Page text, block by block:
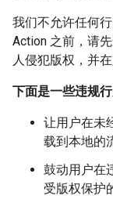
我们不允许任何
Action 之前，请
人侵犯版权，并
下面是一些违规
让用户在未
载到本地的
鼓动用户在
受版权保护